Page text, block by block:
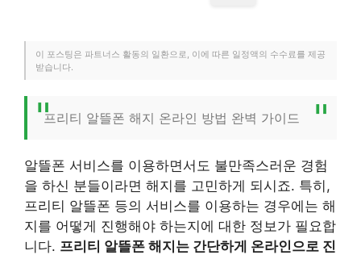
이 포스팅은 파트너스 활동의 일환으로, 이에 따른 일정액의 수수료를 제공
받습니다.
프리티 알뜰폰 해지 온라인 방법 완벽 가이드
알뜰폰 서비스를 이용하면서도 불만족스러운 경험
을 하신 분들이라면 해지를 고민하게 되시죠. 특히,
프리티 알뜰폰 등의 서비스를 이용하는 경우에는 해
지를 어떻게 진행해야 하는지에 대한 정보가 필요합
니다. 프리티 알뜰폰 해지는 간단하게 온라인으로 진